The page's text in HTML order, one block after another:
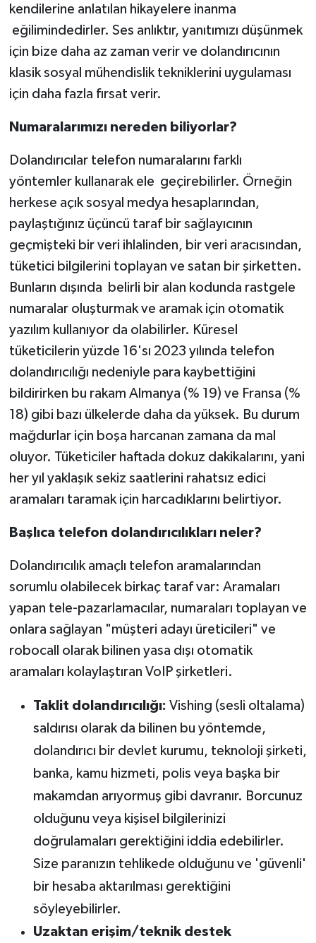
kendilerine anlatılan hikayelere inanma
eğilimindedirler. Ses anlıktır, yanıtımızı düşünmek
için bize daha az zaman verir ve dolandırıcının
klasik sosyal mühendislik tekniklerini uygulaması
için daha fazla fırsat verir.
Numaralarımızı nereden biliyorlar?
Dolandırıcılar telefon numaralarını farklı
yöntemler kullanarak ele geçirebilirler. Örneğin
herkese açık sosyal medya hesaplarından,
paylaştığınız üçüncü taraf bir sağlayıcının
geçmişteki bir veri ihlalinden, bir veri aracısından,
tüketici bilgilerini toplayan ve satan bir şirketten.
Bunların dışında belirli bir alan kodunda rastgele
numaralar oluşturmak ve aramak için otomatik
yazılım kullanıyor da olabilirler. Küresel
tüketicilerin yüzde 16'sı 2023 yılında telefon
dolandırıcılığı nedeniyle para kaybettiğini
bildirirken bu rakam Almanya (% 19) ve Fransa (%
18) gibi bazı ülkelerde daha da yüksek. Bu durum
mağdurlar için boşa harcanan zamana da mal
oluyor. Tüketiciler haftada dokuz dakikalarını, yani
her yıl yaklaşık sekiz saatlerini rahatsız edici
aramaları taramak için harcadıklarını belirtiyor.
Başlıca telefon dolandırıcılıkları neler?
Dolandırıcılık amaçlı telefon aramalarından
sorumlu olabilecek birkaç taraf var: Aramaları
yapan tele-pazarlamacılar, numaraları toplayan ve
onlara sağlayan "müşteri adayı üreticileri" ve
robocall olarak bilinen yasa dışı otomatik
aramaları kolaylaştıran VoIP şirketleri.
Taklit dolandırıcılığı: Vishing (sesli oltalama)
saldırısı olarak da bilinen bu yöntemde,
dolandırıcı bir devlet kurumu, teknoloji şirketi,
banka, kamu hizmeti, polis veya başka bir
makamdan arıyormuş gibi davranır. Borcunuz
olduğunu veya kişisel bilgilerinizi
doğrulamaları gerektiğini iddia edebilirler.
Size paranızın tehlikede olduğunu ve 'güvenli'
bir hesaba aktarılması gerektiğini
söyleyebilirler.
Uzaktan erişim/teknik destek